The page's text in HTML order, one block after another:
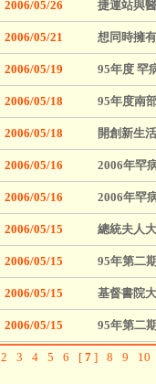
2006/05/26 捷運站與
2006/05/21 想同時擁
2006/05/19 95年度 罕
2006/05/18 95年度南
2006/05/18 開創新生
2006/05/16 2006年罕
2006/05/16 2006年罕
2006/05/15 總統夫人
2006/05/15 95年第二
2006/05/15 基督書院
2006/05/15 95年第二
2 3 4 5 6 [ 7 ] 8 9 10